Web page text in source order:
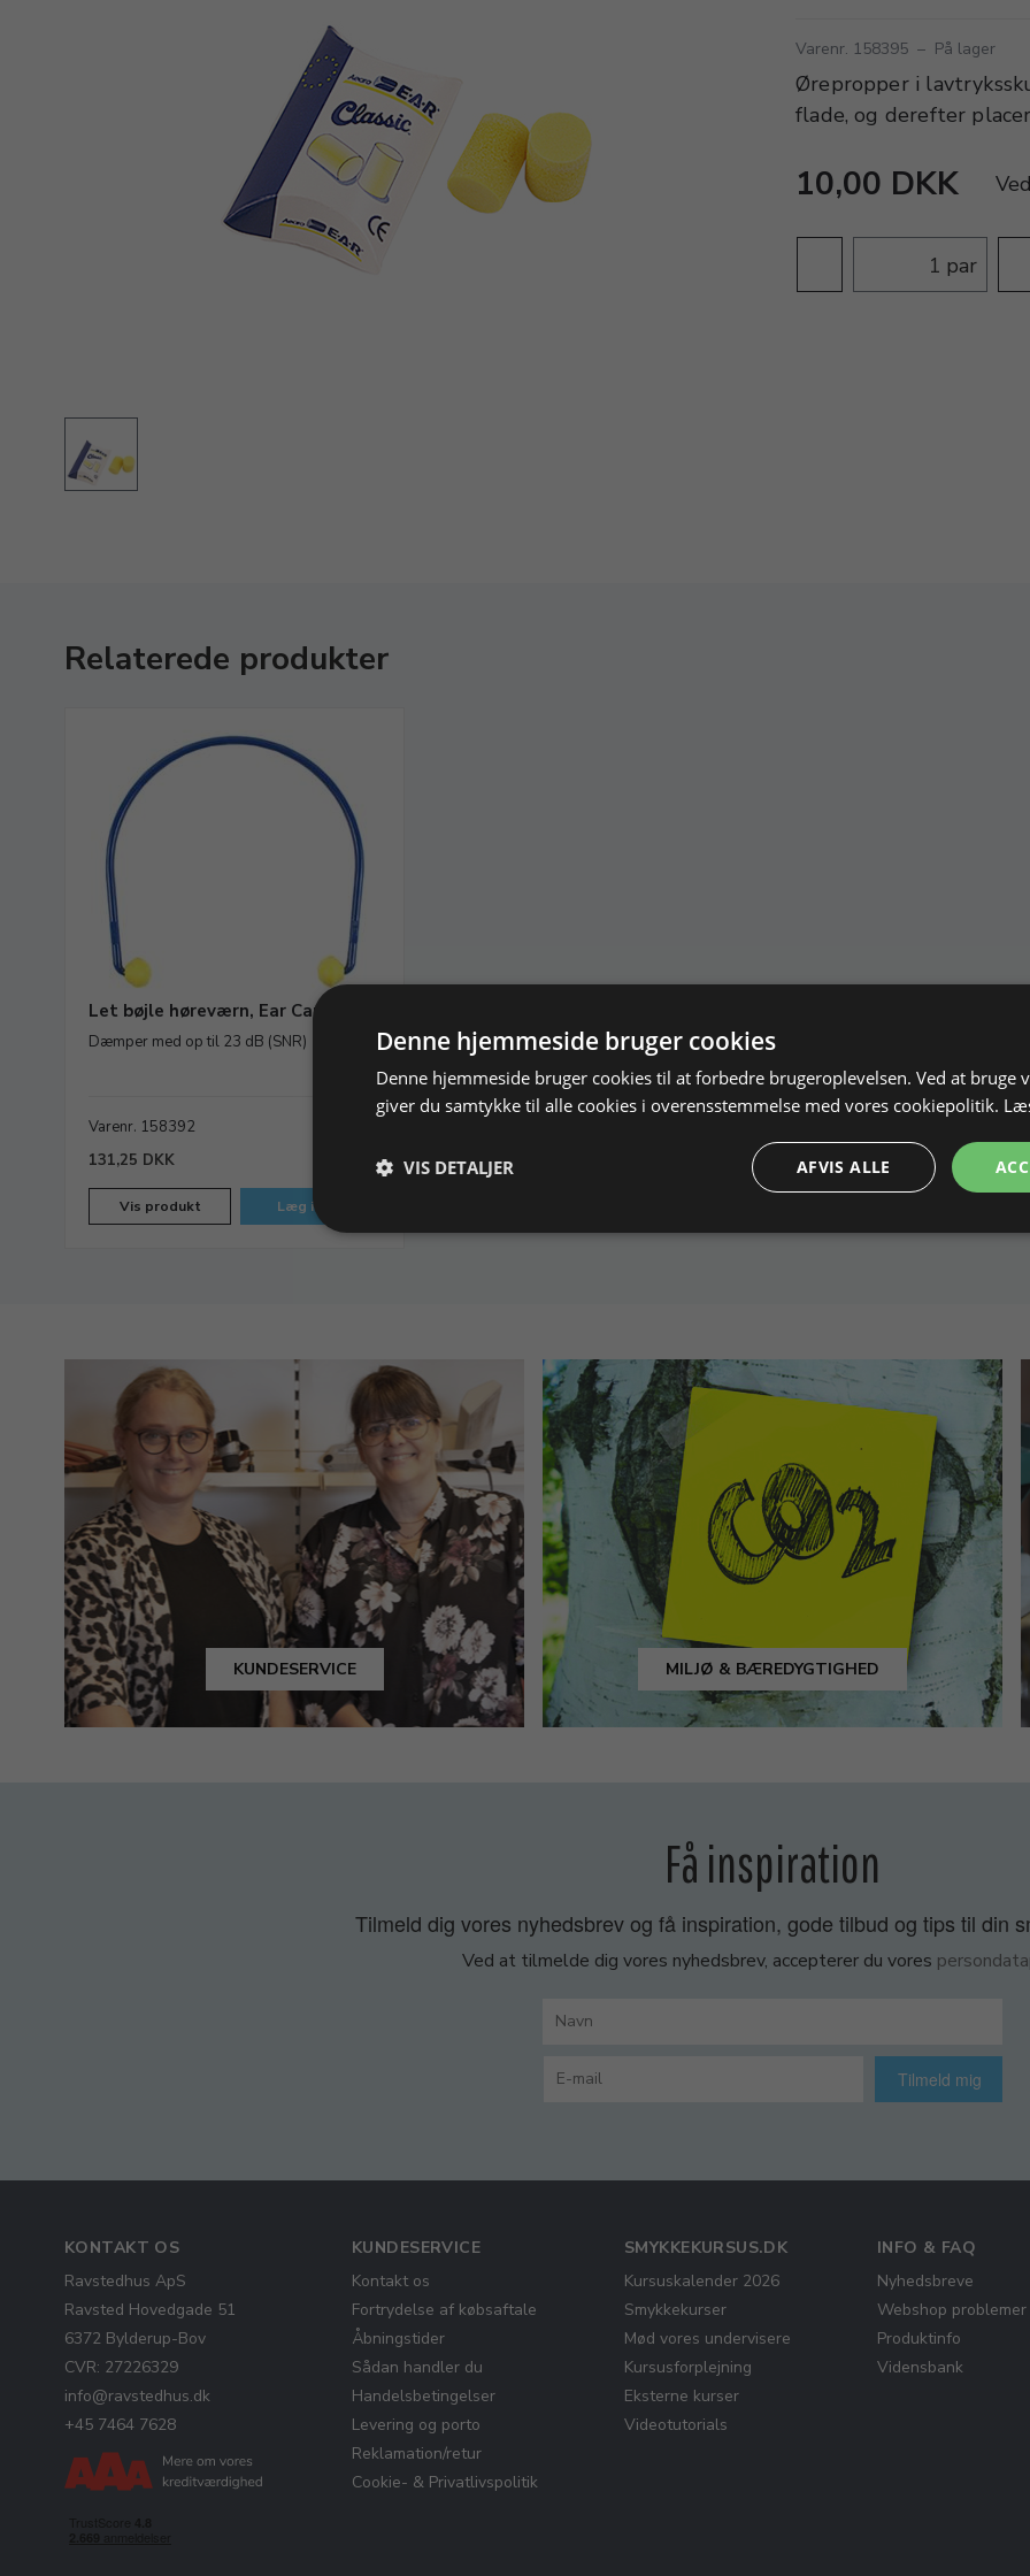
Varenr. 158395 – På lager
Ørepropper i
flade, og derefter
10,00 DKK
par
Relaterede produkter
Let bøjle høreværn, Ear Caps.
Dæmper med op til 23 dB (SNR)
Varenr. 158392
131,25 DKK
Vis produkt Læg i kurv
KUNDESERVICE MILJØ & BÆREDYGTIGHED
Få inspiration
Tilmeld dig vores nyhedsbrev og få inspiration, gode tilbud og tips til din
Ved at tilmelde dig vores nyhedsbrev, accepterer du vores
Tilmeld mig
KONTAKT OS
Ravstedhus ApS
Ravsted Hovedgade 51
6372 Bylderup-Bov
CVR: 27226329
info@ravstedhus.dk
+45 7464 7628
KUNDESERVICE
Kontakt os
Fortrydelse af købsaftale
Åbningstider
Sådan handler du
Handelsbetingelser
Levering og porto
Reklamation/retur
Cookie- & Privatlivspolitik
SMYKKEKURSUS.DK
Kursuskalender 2026
Smykkekurser
Mød vores undervisere
Kursusforplejning
Eksterne kurser
Videotutorials
INFO & FAQ
Nyhedsbreve
Webshop problemer
Produktinfo
Vidensbank
Denne hjemmeside bruger cookies
Denne hjemmeside bruger cookies til at forbedre brugeroplevelsen. Ved at bruge
giver du samtykke til alle cookies i overensstemmelse med vores cookiepolitik.
AFVIS ALLE
VIS DETALJER